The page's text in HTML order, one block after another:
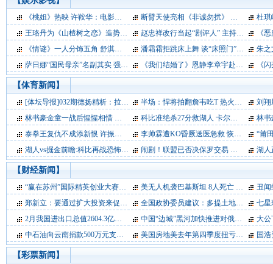
《桃姐》热映 许鞍华：电影里应有老人的位置 (3759)
断臂天使亮相《非诚勿扰》 勇敢追爱感动网友
杜琪峰
王珞丹为《山楂树之恋》造势 音乐太悲情受不住
(3335)
赵忠祥改行当起“剧评人” 主持《大剧档案》
《恶
《情谜》一人分饰五角 舒淇：不求奖只求放假
(3397)
潘霜霜拒跳床上舞 谈“床照门”：往事伤害太大
朱之文
萨日娜“国民母亲”名副其实 强势领衔内地荧屏
(3346)
《我们结婚了》恩静李章宇赴印尼取景 晒幸福 《闪
【体育新闻 】
[体坛导报]032期德扬精析：拉齐奥夺欧冠名额 (3573)
半场：悍将拍翻詹韦吃T 热火掀反击缩小分差
刘翔刷
林书豪金童一战后惺惺相惜 卢比奥:林简直不可思议
(3474)
科比准绝杀27分救湖人 卡尔德隆30分猛龙功亏一篑
林书豪
泰拳王复仇不成添新恨 许振光40秒KO蓝桑坤
(3557)
李帅霖遭KO昏厥送医急救 恢复意识血压心跳正常
“莆田
湖人vs掘金前瞻:科比再战恐怖魔窟 双塔是复仇关键
(3634)
闹剧！联盟已否决保罗交易 老板暴怒集体逼宫 湖人正
【 财经新闻 】
“赢在苏州”国际精英创业大赛欧洲赛区活动拉开序幕 (3369)
美无人机袭巴基斯坦 8人死亡
丑闻
郑新立：要通过扩大投资来促进消费
(3639)
全国政协委员建议：多提土地出让金建保障房
七星
2月我国进出口总值2604.3亿美元 增长29.4%
(3380)
中国“边城”黑河加快推进对俄农业合作
大公
中石油向云南捐款500万元支持抗旱救灾
(3268)
美国房地美去年第四季度扭亏为盈 (3267)
国浩
【彩票新闻 】